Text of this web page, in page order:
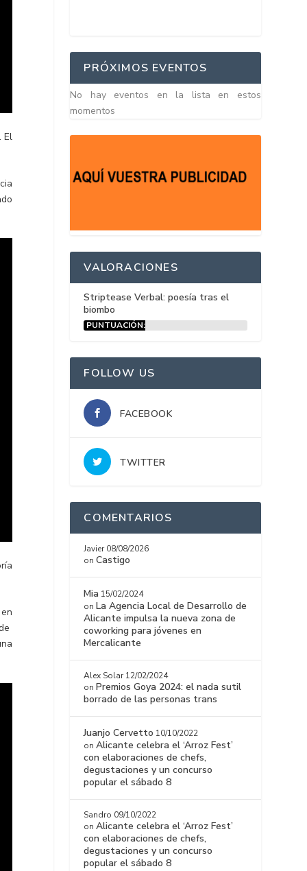
El
PRÓXIMOS EVENTOS
No hay eventos en la lista en estos
momentos
VALORACIONES
Striptease Verbal: poesía tras el
biombo
PUNTUACIÓN:
FOLLOW US
FACEBOOK
TWITTER
COMENTARIOS
Javier 08/08/2026
onCastigo
Mia 15/02/2024
on La Agencia Local de Desarrollo de
Alicante impulsa la nueva zona de
coworking para jóvenes en
Mercalicante
Alex Solar 12/02/2024
on Premios Goya 2024: el nada sutil
borrado de las personas trans
Juanjo Cervetto 10/10/2022
onAlicante celebra el ‘Arroz Fest’
con elaboraciones de chefs,
degustaciones y un concurso
popular el sábado 8
Sandro 09/10/2022
onAlicante celebra el ‘Arroz Fest’
con elaboraciones de chefs,
degustaciones y un concurso
popular el sábado 8